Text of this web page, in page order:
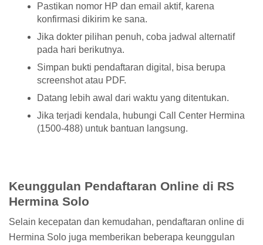
Pastikan nomor HP dan email aktif, karena
konfirmasi dikirim ke sana.
Jika dokter pilihan penuh, coba jadwal alternatif
pada hari berikutnya.
Simpan bukti pendaftaran digital, bisa berupa
screenshot atau PDF.
Datang lebih awal dari waktu yang ditentukan.
Jika terjadi kendala, hubungi Call Center Hermina
(1500-488) untuk bantuan langsung.
Keunggulan Pendaftaran Online di RS
Hermina Solo
Selain kecepatan dan kemudahan, pendaftaran online di
Hermina Solo juga memberikan beberapa keunggulan